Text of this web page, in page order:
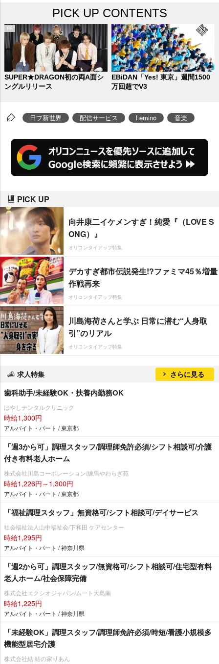
PICK UP CONTENTS
SUPER★DRAGON初の両A面シ
ングルリリース
EBiDAN「Yes! 東京」週間1500
万回超でV3
日プ新世界 配信サービス Lemino 音楽
PICK UP
向井康二イケメンすぎ！純愛『（LOVE S
ONG）』
オリコンタイアップ特集
デカすぎ都市伝説発生!?ファミマ45％増量
作戦再来
オリコンタイアップ特集
川島海荷さんと学ぶ 日常に潜む“人身取
引”のリアル
オリコンタイアップ特集
求人特集 さらに見る
歯科助手/未経験OK・扶養内勤務OK
はやしデンタルクリニック
時給1,300円
アルバイト・パート / 東京都
「週3から可」調理スタッフ/調理師免許必須/シフト相談可/介護
付き有料老人ホーム
株式会社川島コーポレーション/練馬やわらぎ苑
時給1,226円～1,300円
アルバイト・パート / 東京都
「福祉調理スタッフ」無資格可/シフト相談可/デイサービス
社会福祉法人山中福祉会/下和田 ケアセンター
時給1,295円
アルバイト・パート / 神奈川県
「週2から可」調理スタッフ/無資格可/シフト相談可/住宅型有料
老人ホーム/社会保障完備
株式会社エクシオジャパン/ムート大島南
時給1,225円
アルバイト・パート / 神奈川県
「未経験OK」調理スタッフ/調理師免許必須/時短/看護小規模多
機能型居宅介護
株式会社結 結の家りあん